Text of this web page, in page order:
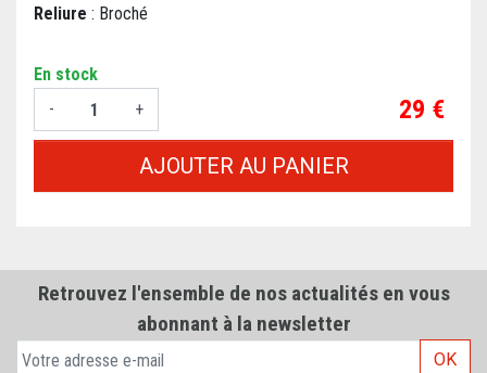
Reliure : Broché
En stock
-
+ Prix
29 €
AJOUTER AU PANIER
Retrouvez l'ensemble de nos actualités en vous
abonnant à la newsletter
OK